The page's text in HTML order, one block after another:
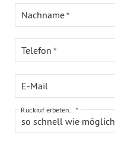
Nachname
Telefon
E-Mail
so schnell wie möglich
Rückruf erbeten...